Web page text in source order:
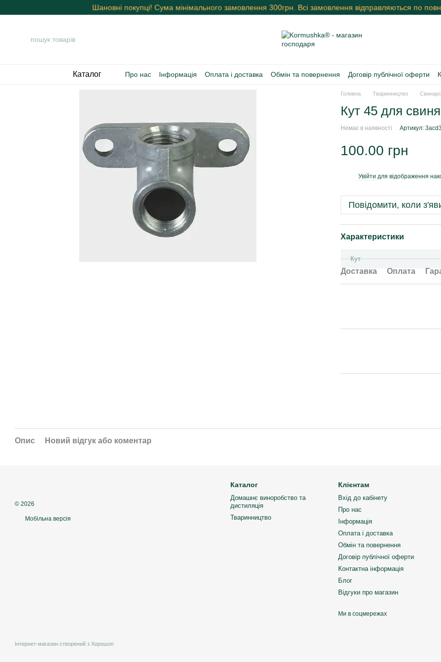
Перейти к основному контентуШановні покупці! Сума мінімального замовлення 300грн. Всі замовлення відправляються по
Каталог Про нас Інформація Оплата і доставка Обмін та повернення Договір публічної оферти
Головна Тваринництво
Кут 45 для
Немає в наявності Артикул:
100.00 грн
Увійти для відображення
Повідомити, коли
Характеристики
Кут
Доставка Оплата
Опис Новий відгук або коментар
© 2026
Мобільна версія
Інтернет-магазин створений з Хорошоп
Каталог
Домашнє виноробство та
дистиляція
Тваринництво
Клієнтам
Вхід до кабінету
Про нас
Інформація
Оплата і доставка
Обмін та повернення
Договір публічної оферти
Контактна інформація
Блог
Відгуки про магазин
Ми в соцмережах